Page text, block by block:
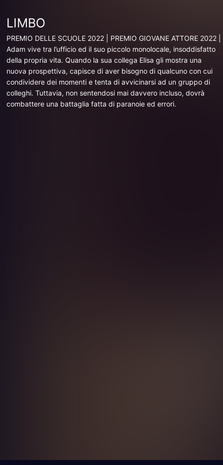
LIMBO
PREMIO DELLE SCUOLE 2022 | PREMIO GIOVANE ATTORE 2022 |
Adam vive tra l’ufficio ed il suo piccolo monolocale, insoddisfatto
della propria vita. Quando la sua collega Elisa gli mostra una
nuova prospettiva, capisce di aver bisogno di qualcuno con cui
condividere dei momenti e tenta di avvicinarsi ad un gruppo di
colleghi. Tuttavia, non sentendosi mai davvero incluso, dovrà
combattere una battaglia fatta di paranoie ed errori.